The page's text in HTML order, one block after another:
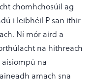
chomhchosúil ag
i leibhéil P san ithir
Ní mór aird a
na hithreach
aisiompú na
amach sna